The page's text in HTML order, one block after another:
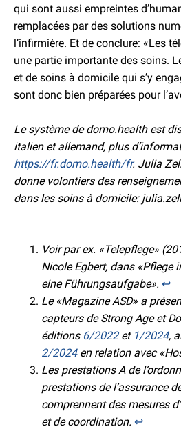
qui sont aussi empreintes
remplacées par des solutions
l’infirmière. Et de conclure: «Les
une partie importante des soins.
et de soins à domicile qui s’y
sont donc bien préparées pour
Le système de domo.health est
italien et allemand, plus
https://fr.domo.health/fr. Julia
donne volontiers des
dans les soins à domicile:
Voir par ex. «Telepflege»
Nicole Egbert, dans «Pflege
eine Führungsaufgabe». ↩︎
Le «Magazine ASD» a
capteurs de Strong Age et
éditions 6/2022 et 1/2024,
2/2024 en relation avec
Les prestations A de
prestations de l’assurance
comprennent des mesures
et de coordination. ↩︎